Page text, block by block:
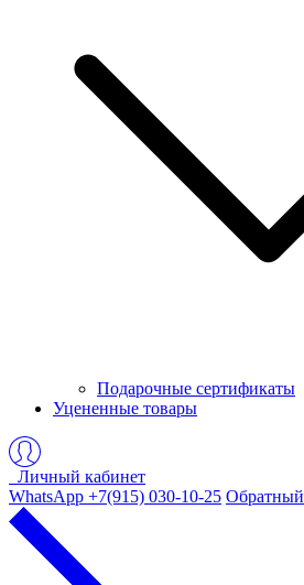
Подарочные сертификаты
Уцененные товары
Личный кабинет
WhatsApp +7(915) 030-10-25